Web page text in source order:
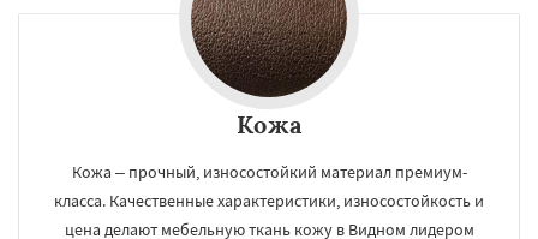
Кожа
Кожа – прочный, износостойкий материал премиум-
класса. Качественные характеристики, износостойкость и
цена делают мебельную ткань кожу в Видном лидером